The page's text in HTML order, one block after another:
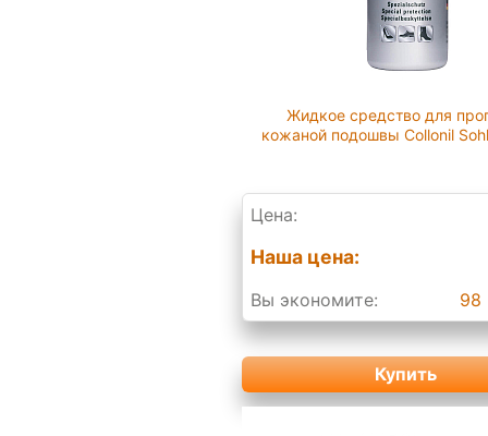
Жидкое средство для
кожаной подошвы Collonil
Цена:
Наша цена:
Вы экономите: 98
Купить